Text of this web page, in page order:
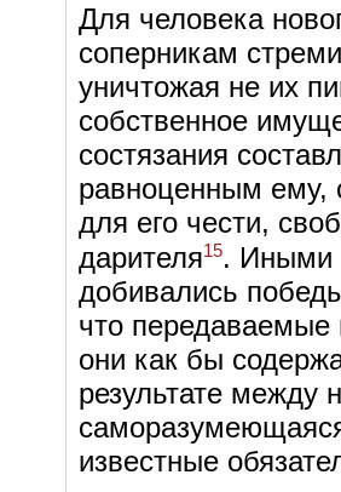
Для человека
соперникам
уничтожая не их
собственное
состязания
равноценным ему,
для его чести,
дарителя15. Иными
добивались
что
они как бы
результате между
известные